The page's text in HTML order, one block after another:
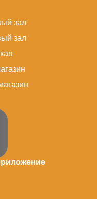
зал
зал